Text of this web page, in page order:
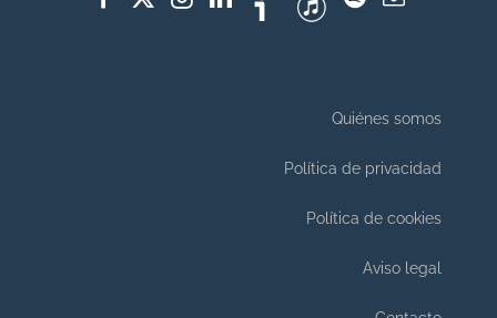
Quiénes somos
Política de privacidad
Política de cookies
Aviso legal